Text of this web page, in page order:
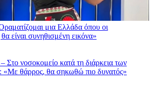
μια Ελλάδα όπου οι
είναι συνηθισμένη εικόνα»
– Στο νοσοκομείο κατά τη διάρκεια των
«Με θάρρος, θα σηκωθώ πιο δυνατός»